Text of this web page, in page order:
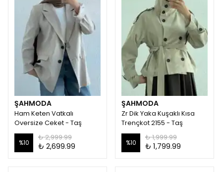
ŞAHMODA
Ham Keten Vatkalı
Oversize Ceket - Taş
%10
₺ 2,999.99
₺ 2,699.99
ŞAHMODA
Zr Dik Yaka Kuşaklı Kısa
Trençkot 2155 - Taş
%10
₺ 1,999.99
₺ 1,799.99